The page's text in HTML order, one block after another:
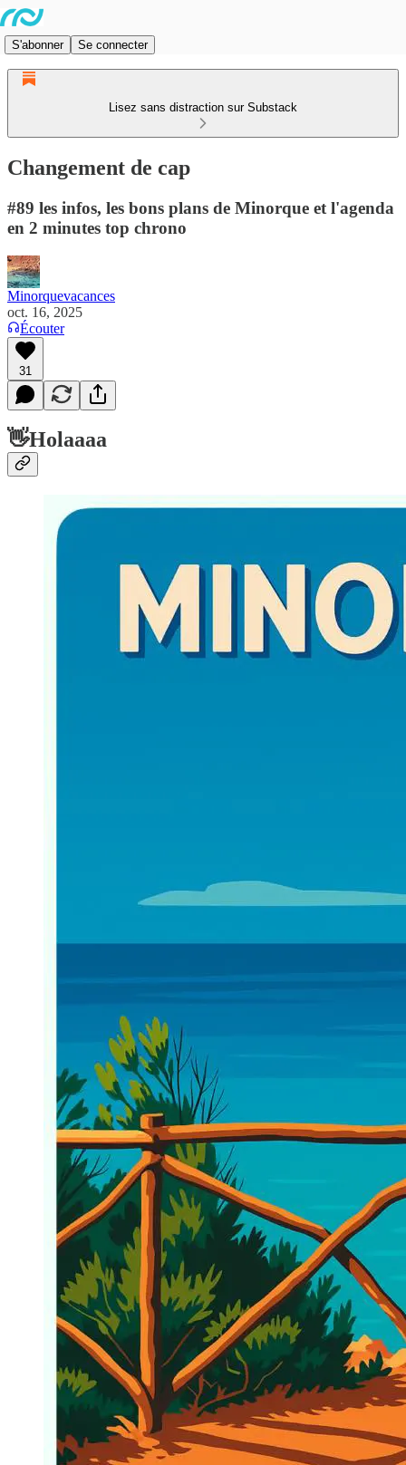
S'abonner Se connecter
Lisez sans distraction sur Substack
Changement de cap
#89 les infos, les bons plans de Minorque et l'agenda
en 2 minutes top chrono
Minorquevacances
oct. 16, 2025
Écouter
31
👋Holaaaa